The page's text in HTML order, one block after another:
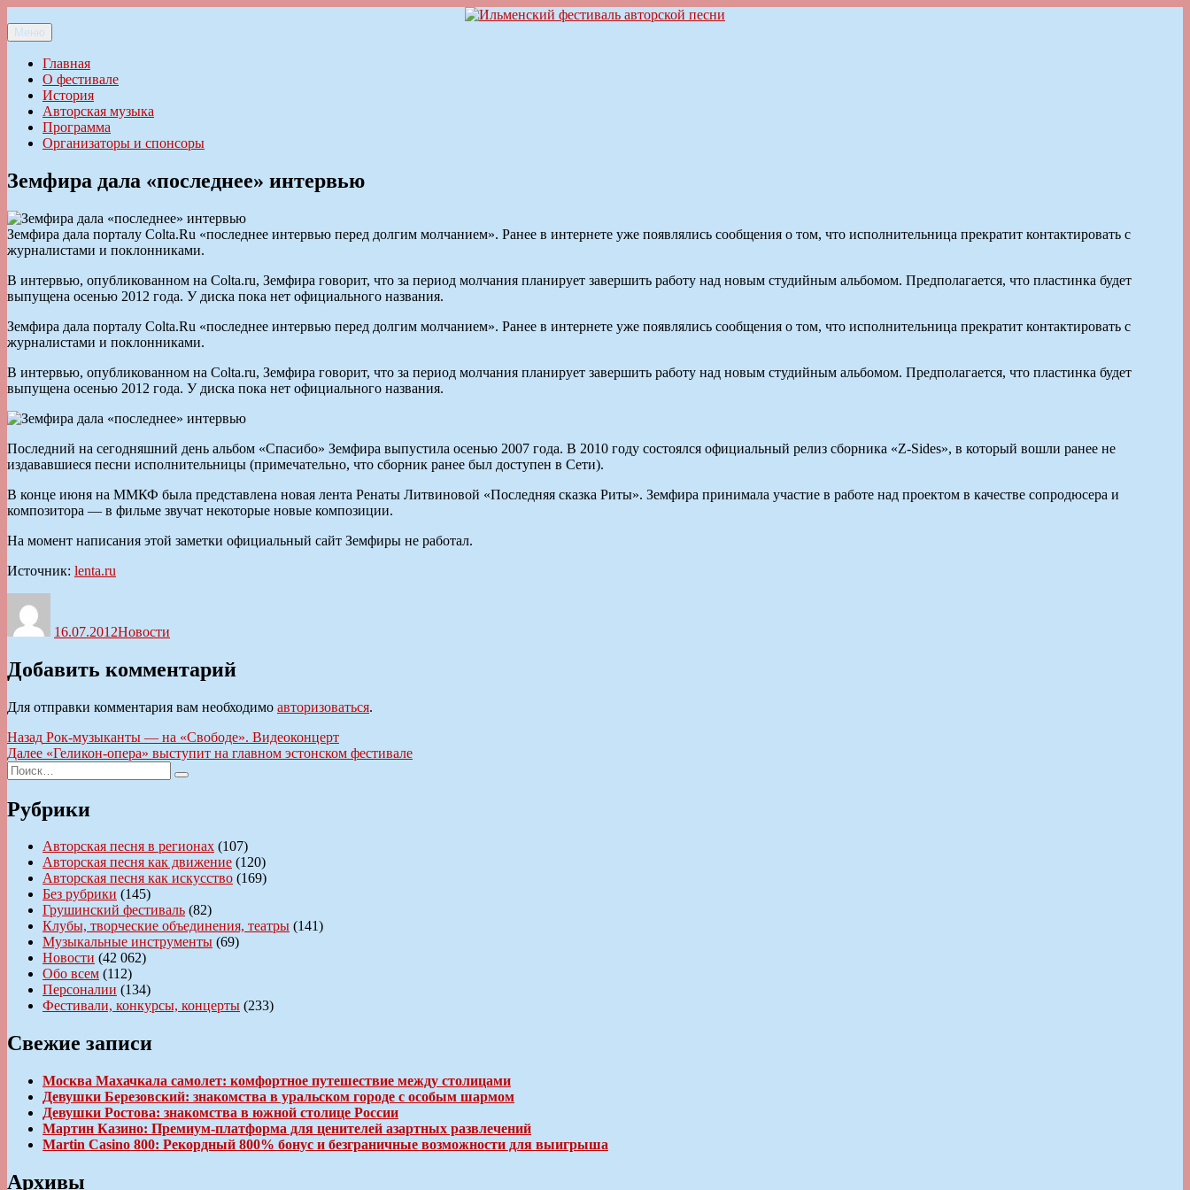
к
содержимому
Ильменский фестиваль авторской песни
Меню
Главная
О фестивале
История
Авторская музыка
Программа
Организаторы и спонсоры
Земфира дала «последнее» интервью
Земфира дала порталу Colta.Ru «последнее интервью перед долгим молчанием». Ранее в интернете уже появлялись сообщения о том, что исполнительница прекратит контактировать с
журналистами и поклонниками.
В интервью, опубликованном на Colta.ru, Земфира говорит, что за период молчания планирует завершить работу над новым студийным альбомом. Предполагается, что пластинка будет
выпущена осенью 2012 года. У диска пока нет официального названия.
Земфира дала порталу Colta.Ru «последнее интервью перед долгим молчанием». Ранее в интернете уже появлялись сообщения о том, что исполнительница прекратит контактировать с
журналистами и поклонниками.
В интервью, опубликованном на Colta.ru, Земфира говорит, что за период молчания планирует завершить работу над новым студийным альбомом. Предполагается, что пластинка будет
выпущена осенью 2012 года. У диска пока нет официального названия.
Последний на сегодняшний день альбом «Спасибо» Земфира выпустила осенью 2007 года. В 2010 году состоялся официальный релиз сборника «Z-Sides», в который вошли ранее не
издававшиеся песни исполнительницы (примечательно, что сборник ранее был доступен в Сети).
В конце июня на ММКФ была представлена новая лента Ренаты Литвиновой «Последняя сказка Риты». Земфира принимала участие в работе над проектом в качестве сопродюсера и
композитора — в фильме звучат некоторые новые композиции.
На момент написания этой заметки официальный сайт Земфиры не работал.
Источник: lenta.ru
16.07.2012Новости
Добавить комментарий
Для отправки комментария вам необходимо авторизоваться.
Навигация
по
записям
Назад Предыдущая
запись:
Рок-музыканты — на «Свободе». Видеоконцерт
Далее Следующая
«Геликон-опера» выступит на главном эстонском фестивале
Искать:
Поиск
Рубрики
Авторская песня в регионах (107)
Авторская песня как движение (120)
Авторская песня как искусство (169)
Без рубрики (145)
Грушинский фестиваль (82)
Клубы, творческие объединения, театры (141)
Музыкальные инструменты (69)
Новости (42 062)
Обо всем (112)
Персоналии (134)
Фестивали, конкурсы, концерты (233)
Свежие записи
Москва Махачкала самолет: комфортное путешествие между столицами
Девушки Березовский: знакомства в уральском городе с особым шармом
Девушки Ростова: знакомства в южной столице России
Мартин Казино: Премиум-платформа для ценителей азартных развлечений
Martin Casino 800: Рекордный 800% бонус и безграничные возможности для выигрыша
Архивы